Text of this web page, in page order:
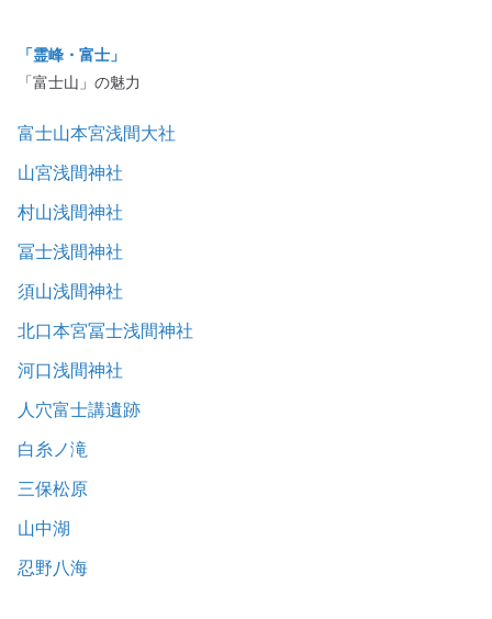
「霊峰・富士」
「富士山」の魅力
富士山本宮浅間大社
山宮浅間神社
村山浅間神社
冨士浅間神社
須山浅間神社
北口本宮冨士浅間神社
河口浅間神社
人穴富士講遺跡
白糸ノ滝
三保松原
山中湖
忍野八海